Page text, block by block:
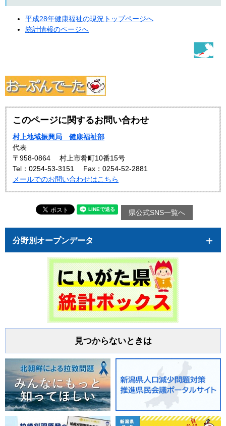
平成28年健康福祉の現況トップページへ
統計情報のページへ
このページに関するお問い合わせ
村上地域振興局 健康福祉部
代表
〒958-0864
村上市肴町10番15号
Tel：0254-53-3151
Fax：0254-52-2881
メールでのお問い合わせはこちら
県公式SNS一覧へ
分野別オープンデータ
見つからないときは